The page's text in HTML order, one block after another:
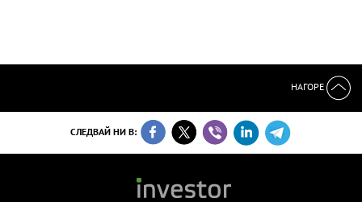
НАГОРЕ
СЛЕДВАЙ НИ В: